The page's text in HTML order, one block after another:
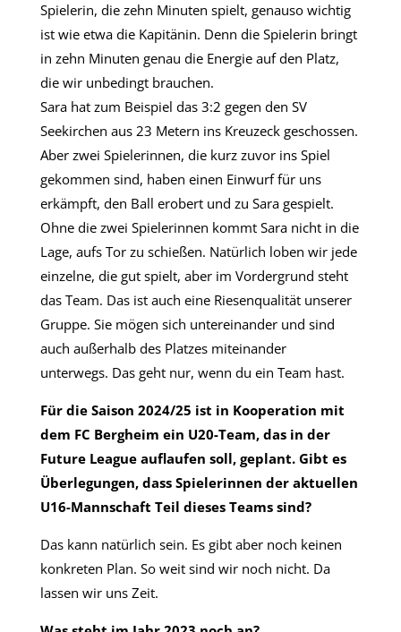
Spielerin, die zehn Minuten spielt, genauso wichtig
ist wie etwa die Kapitänin. Denn die Spielerin bringt
in zehn Minuten genau die Energie auf den Platz,
die wir unbedingt brauchen.
Sara hat zum Beispiel das 3:2 gegen den SV
Seekirchen aus 23 Metern ins Kreuzeck geschossen.
Aber zwei Spielerinnen, die kurz zuvor ins Spiel
gekommen sind, haben einen Einwurf für uns
erkämpft, den Ball erobert und zu Sara gespielt.
Ohne die zwei Spielerinnen kommt Sara nicht in die
Lage, aufs Tor zu schießen. Natürlich loben wir jede
einzelne, die gut spielt, aber im Vordergrund steht
das Team. Das ist auch eine Riesenqualität unserer
Gruppe. Sie mögen sich untereinander und sind
auch außerhalb des Platzes miteinander
unterwegs. Das geht nur, wenn du ein Team hast.
Für die Saison 2024/25 ist in Kooperation mit
dem FC Bergheim ein U20-Team, das in der
Future League auflaufen soll, geplant. Gibt es
Überlegungen, dass Spielerinnen der aktuellen
U16-Mannschaft Teil dieses Teams sind?
Das kann natürlich sein. Es gibt aber noch keinen
konkreten Plan. So weit sind wir noch nicht. Da
lassen wir uns Zeit.